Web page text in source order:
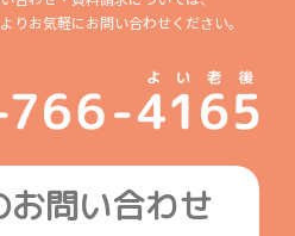
りお気軽にお問い合わせください。
お問い合わせ